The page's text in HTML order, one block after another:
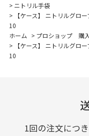
> ニトリル手袋
>
【ケース】 ニトリルグロ
10
ホーム > プロショップ 購
>
【ケース】 ニトリルグロ
10
1回の注文につ